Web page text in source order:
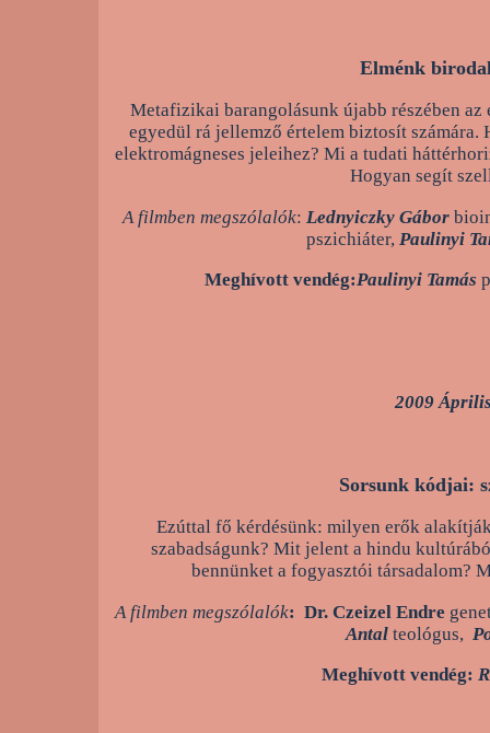
Elménk
Metafizikai barangolásunk újabb részében
egyedül rá jellemző értelem biztosít számára.
elektromágneses jeleihez? Mi a tudati
Hogyan segít
A filmben megszólalók: Lednyiczky Gábor
pszichiáter, Paulinyi
Meghívott vendég:Paulinyi Tamás
2009
Sorsunk kódjai:
Ezúttal fő kérdésünk: milyen erők
szabadságunk? Mit jelent a hindu
bennünket a fogyasztói társadalom?
A filmben megszólalók: Dr. Czeizel Endre
Antal teológus,
Meghívott vendég: